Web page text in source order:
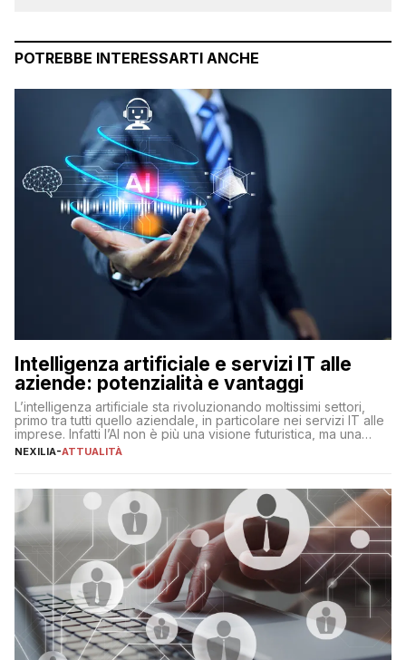
POTREBBE INTERESSARTI ANCHE
Intelligenza artificiale e servizi IT alle
aziende: potenzialità e vantaggi
L’intelligenza artificiale sta rivoluzionando moltissimi settori,
primo tra tutti quello aziendale, in particolare nei servizi IT alle
imprese. Infatti l’AI non è più una visione futuristica, ma una
realtà operativa che sta portando a un cambio significativo in
operazioni, bensì comporta […]
NEXILIA-ATTUALITÀ